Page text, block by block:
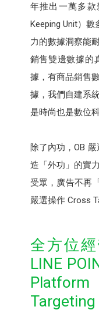
年推出一萬多款
Keeping Unit）
力的數據洞察能
銷售雙邊數據的
據，有商品銷售
據，我們自建系
是時尚也是數位
除了內功，OB
造「外功」的實
受眾，廣告不再
嚴選操作 Cross
全方位
LINE